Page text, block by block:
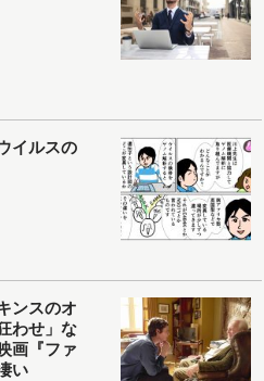
イルスの
ンスのオ
わせ」な
画『ファ
い